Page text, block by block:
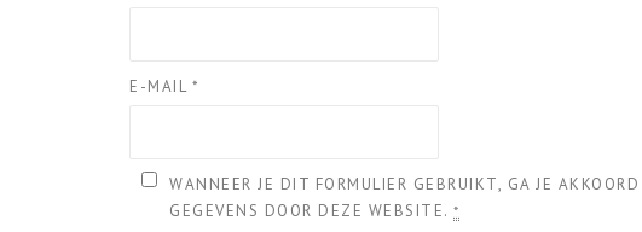
E-MAIL *
WANNEER JE DIT FORMULIER GEBRUIKT, GA JE
GEGEVENS DOOR DEZE WEBSITE. *